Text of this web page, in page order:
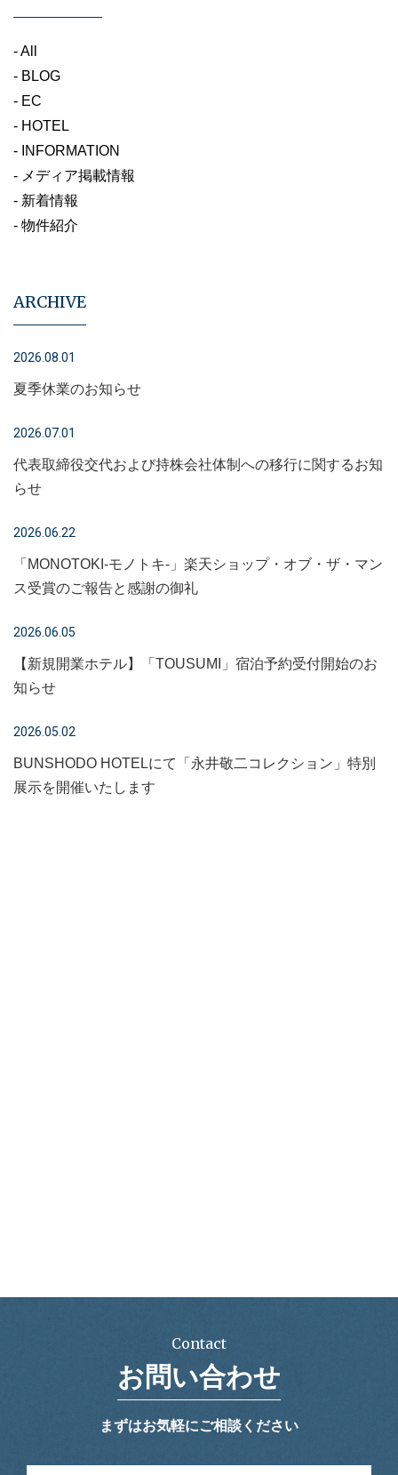
- All
- BLOG
- EC
- HOTEL
- INFORMATION
- メディア掲載情報
- 新着情報
- 物件紹介
ARCHIVE
2026.08.01
夏季休業のお知らせ
2026.07.01
代表取締役交代および持株会社体制への移行に関するお知
らせ
2026.06.22
「MONOTOKI-モノトキ-」楽天ショップ・オブ・ザ・マン
ス受賞のご報告と感謝の御礼
2026.06.05
【新規開業ホテル】「TOUSUMI」宿泊予約受付開始のお
知らせ
2026.05.02
BUNSHODO HOTELにて「永井敬二コレクション」特別
展示を開催いたします
Contact
お問い合わせ
まずはお気軽にご相談ください